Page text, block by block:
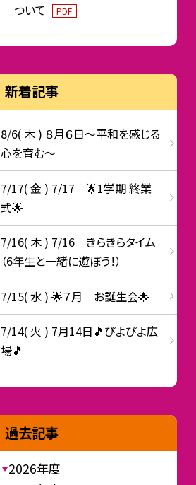
ついて
PDF
新着記事
8/6( 木 ) ８月６日～平和を感じる
心を育む～
7/17( 金 ) 7/17 🌟1学期 終業
式🌟
7/16( 木 ) 7/16 きらきらタイム
（6年生と一緒に遊ぼう！）
7/15( 水 ) 🌟７月 お誕生会🌟
7/14( 火 ) 7月14日🎵ぴよぴよ広
場🎵
過去記事
2026年度